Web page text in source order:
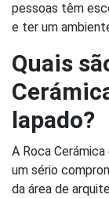
pessoas têm
e ter um
Quais
lapado?
A Roca
um sério
da área de